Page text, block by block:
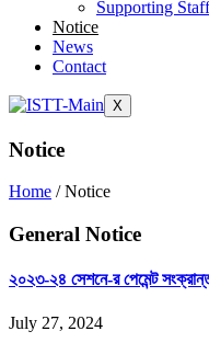
Supporting Staff
Notice
News
Contact
X
Notice
Home /Notice
General Notice
২০২৩-২৪ সেশনে-র পেমেন্ট
July 27, 2024